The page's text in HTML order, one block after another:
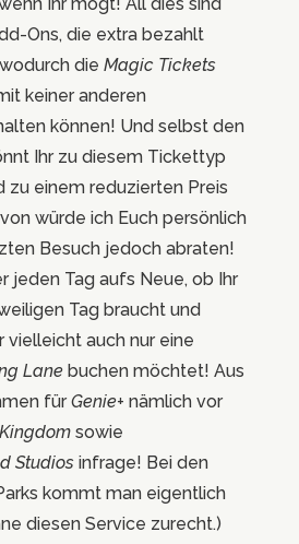
Ons, die extra bezahlt
die Magic Tickets
keiner anderen
können! Und selbst den
Ihr zu diesem Tickettyp
zu einem reduzierten Preis
würde ich Euch persönlich
Besuch jedoch abraten!
jeden Tag aufs Neue, ob Ihr
Tag braucht und
auch nur eine
Lanebuchen möchtet! Aus
fürGenie+ nämlich vor
sowie
Studiosinfrage! Bei den
kommt man eigentlich
diesen Service zurecht.)